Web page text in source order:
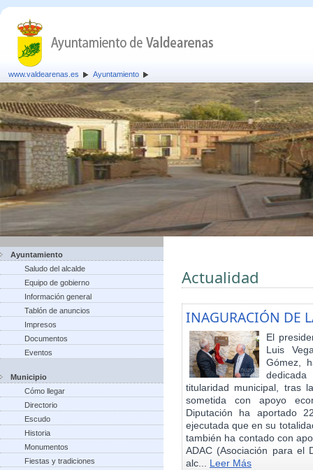
www.valdearenas.es Ayuntamiento
Ayuntamiento
Saludo del alcalde
Equipo de gobierno
Información general
Tablón de anuncios
Impresos
Documentos
Eventos
Municipio
Cómo llegar
Directorio
Escudo
Historia
Monumentos
Fiestas y tradiciones
Actualidad
INAGURACIÓN DE
El
Luis
Gómez,
titularidad municipal, tras
sometida con apoyo
Diputación ha aportado
ejecutada que en su
también ha contado con
ADAC (Asociación para el
alc... Leer Más